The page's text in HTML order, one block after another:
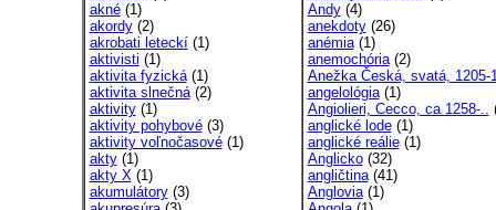
akné(1)
akordy(2)
akrobati leteckí(1)
aktivisti (1)
aktivita fyzická(1)
aktivita slnečná(2)
aktivity(1)
aktivity pohybové(3)
aktivity voľnočasové(1)
akty(1)
akty X(1)
akumulátory(3)
Andy(4)
anekdoty(26)
anémia(1)
anemochória(2)
Anežka Česká, svatá, 1205-
angelológia(1)
Angiolieri, Cecco, ca 1258-..
anglické lode(1)
anglické reálie(1)
Anglicko(32)
angličtina(41)
Anglovia(1)